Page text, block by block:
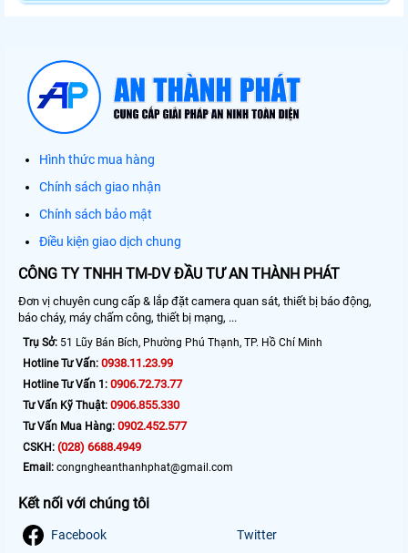
Hình thức mua hàng
Chính sách giao nhận
Chính sách bảo mật
Điều kiện giao dịch chung
CÔNG TY TNHH TM-DV ĐẦU TƯ AN THÀNH PHÁT
Đơn vị chuyên cung cấp & lắp đặt camera quan sát, thiết bị báo động,
báo cháy, máy chấm công, thiết bị mạng, ...
Trụ Sở: 51 Lũy Bán Bích, Phường Phú Thạnh, TP. Hồ Chí Minh
Hotline Tư Vấn: 0938.11.23.99
Hotline Tư Vấn 1: 0906.72.73.77
Tư Vấn Kỹ Thuật: 0906.855.330
Tư Vấn Mua Hàng: 0902.452.577
CSKH: (028) 6688.4949
Email: congngheanthanhphat@gmail.com
Kết nối với chúng tôi
Facebook Twitter